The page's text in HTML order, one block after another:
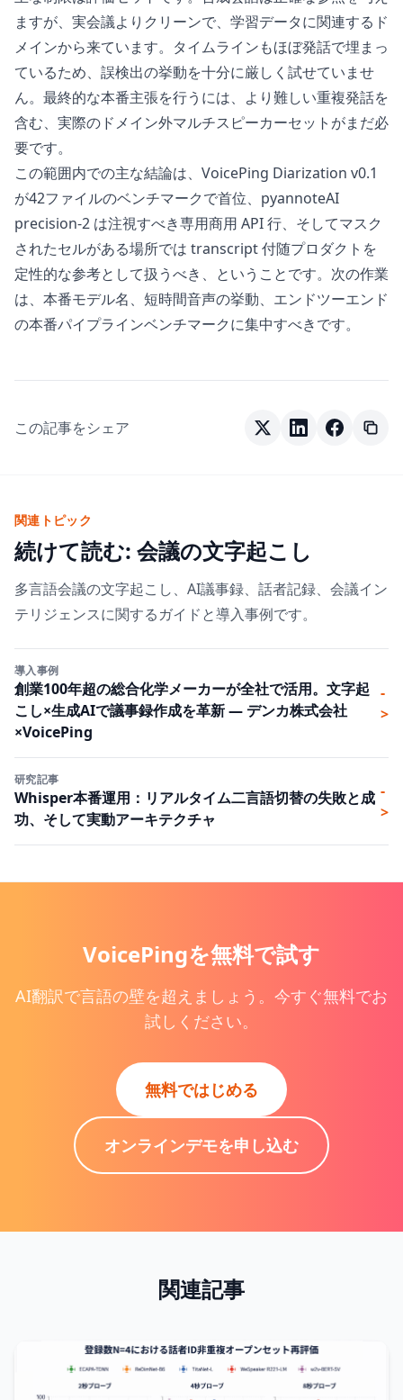
ますが、実会議よりクリーンで、学習データに関連するド
メインから来ています。タイムラインもほぼ発話で埋まっ
ているため、誤検出の挙動を十分に厳しく試せていませ
ん。最終的な本番主張を行うには、より難しい重複発話を
含む、実際のドメイン外マルチスピーカーセットがまだ必
要です。
この範囲内での主な結論は、VoicePing Diarization v0.1
が42ファイルのベンチマークで首位、pyannoteAI
precision-2 は注視すべき専用商用 API 行、そしてマスク
されたセルがある場所では transcript 付随プロダクトを
定性的な参考として扱うべき、ということです。次の作業
は、本番モデル名、短時間音声の挙動、エンドツーエンド
の本番パイプラインベンチマークに集中すべきです。
この記事をシェア
関連トピック
続けて読む: 会議の文字起こし
多言語会議の文字起こし、AI議事録、話者記録、会議イン
テリジェンスに関するガイドと導入事例です。
導入事例
創業100年超の総合化学メーカーが全社で活用。文字起
こし×生成AIで議事録作成を革新 ― デンカ株式会社
×VoicePing
-
>
研究記事
Whisper本番運用：リアルタイム二言語切替の失敗と成
功、そして実動アーキテクチャ
-
>
VoicePingを無料で試す
AI翻訳で言語の壁を超えましょう。今すぐ無料でお
試しください。
無料ではじめる
オンラインデモを申し込む
関連記事